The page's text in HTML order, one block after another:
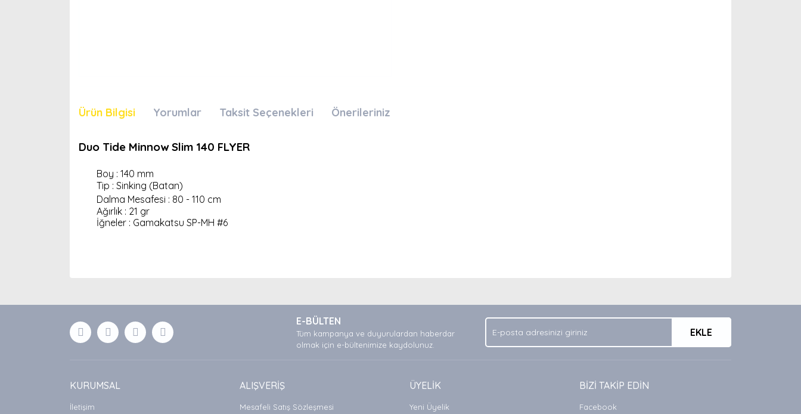
Ürün Bilgisi Yorumlar Taksit Seçenekleri Önerileriniz
Duo Tide Minnow Slim 140 FLYER
Boy : 140 mm
Tip : Sinking (Batan)
Dalma Mesafesi : 80 - 110 cm
Ağırlık : 21 gr
İğneler : Gamakatsu SP-MH #6
Ürün açıklamasında eksik bilgiler bulunuyor.
Bu ürüne benzer farklı alternatifler olmalı.
E-BÜLTEN
Tüm kampanya ve duyurulardan haberdar
olmak için e-bültenimize kaydolunuz.
EKLE
KURUMSAL
İletişim
ALIŞVERİŞ
Mesafeli Satış Sözleşmesi
ÜYELİK
Yeni Üyelik
BİZİ TAKİP EDİN
Facebook